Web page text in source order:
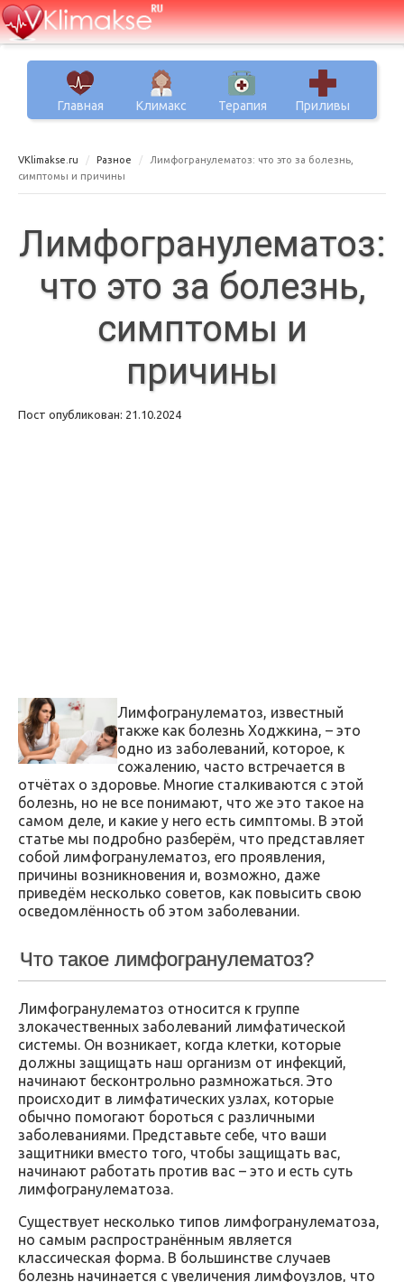
Главная Климакс Терапия Приливы
VKlimakse.ru Разное
Лимфогранулематоз: что это за болезнь,
симптомы и причины
Лимфогранулематоз:
что это за болезнь,
симптомы и
причины
Пост опубликован: 21.10.2024
Лимфогранулематоз, известный
также как болезнь Ходжкина, – это
одно из заболеваний, которое, к
сожалению, часто встречается в
отчётах о здоровье. Многие сталкиваются с этой
болезнь, но не все понимают, что же это такое на
самом деле, и какие у него есть симптомы. В этой
статье мы подробно разберём, что представляет
собой лимфогранулематоз, его проявления,
причины возникновения и, возможно, даже
приведём несколько советов, как повысить свою
осведомлённость об этом заболевании.
Что такое лимфогранулематоз?
Лимфогранулематоз относится к группе
злокачественных заболеваний лимфатической
системы. Он возникает, когда клетки, которые
должны защищать наш организм от инфекций,
начинают бесконтрольно размножаться. Это
происходит в лимфатических узлах, которые
обычно помогают бороться с различными
заболеваниями. Представьте себе, что ваши
защитники вместо того, чтобы защищать вас,
начинают работать против вас – это и есть суть
лимфогранулематоза.
Существует несколько типов лимфогранулематоза,
но самым распространённым является
классическая форма. В большинстве случаев
болезнь начинается с увеличения лимфоузлов, что